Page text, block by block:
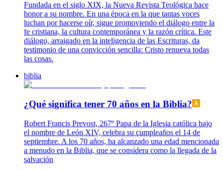
Fundada en el siglo XIX, la Nueva Revista Teológica hace
honor a su nombre. En una época en la que tantas voces
luchan por hacerse oír, sigue promoviendo el diálogo entre la
fe cristiana, la cultura contemporánea y la razón crítica. Este
diálogo, arraigado en la inteligencia de las Escrituras, da
testimonio de una convicción sencilla: Cristo renueva todas
las cosas.
biblia
¿Qué significa tener 70 años en la Biblia?
Robert Francis Prevost, 267º Papa de la Iglesia católica bajo
el nombre de León XIV, celebra su cumpleaños el 14 de
septiembre. A los 70 años, ha alcanzado una edad mencionada
a menudo en la Biblia, que se considera como la llegada de la
salvación